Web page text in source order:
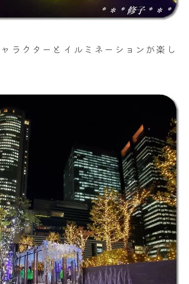
ラクターとイルミネーションが楽し